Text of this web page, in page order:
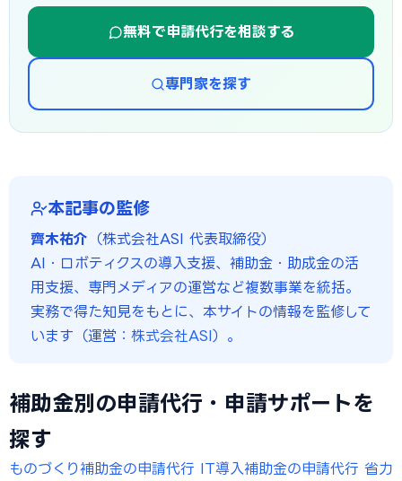
無料で申請代行を相談する
専門家を探す
本記事の監修
齊木祐介 （株式会社ASI 代表取締役）
AI・ロボティクスの導入支援、補助金・助成金の活
用支援、専門メディアの運営など複数事業を統括。
実務で得た知見をもとに、本サイトの情報を監修して
います（運営： 株式会社ASI）。
補助金別の申請代行・申請サポートを
探す
ものづくり補助金の申請代行 IT導入補助金の申請代行 省力